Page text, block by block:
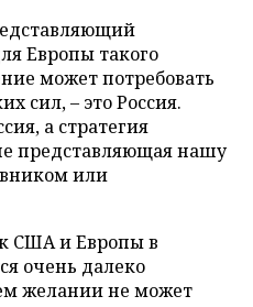
Европы такого
может потребовать
сил, – это Россия.
а стратегия
представляющая нашу
или
США и Европы в
очень далеко
желании не может